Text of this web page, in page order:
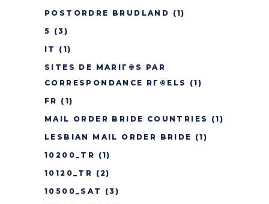
POSTORDRE BRUDLAND (1)
5 (3)
IT
(1)
SITES DE MARIГ©S PAR
CORRESPONDANCE RГ©ELS
(1)
FR (1)
MAIL ORDER BRIDE COUNTRIES
(1)
LESBIAN MAIL ORDER BRIDE (1)
10200_TR (1)
10120_TR (2)
10500_SAT
(3)